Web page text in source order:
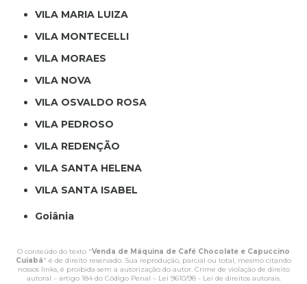
VILA MARIA LUIZA
VILA MONTECELLI
VILA MORAES
VILA NOVA
VILA OSVALDO ROSA
VILA PEDROSO
VILA REDENÇÃO
VILA SANTA HELENA
VILA SANTA ISABEL
Goiânia
O conteúdo do texto "Venda de Máquina de Café Chocolate e Capuccino
Cuiabá" é de direito reservado. Sua reprodução, parcial ou total, mesmo citando
nossos links, é proibida sem a autorização do autor. Crime de violação de direito
autoral – artigo 184 do Código Penal – Lei 9610/98 - Lei de direitos autorais.